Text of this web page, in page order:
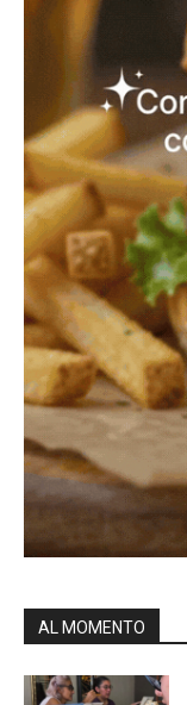
AL MOMENTO